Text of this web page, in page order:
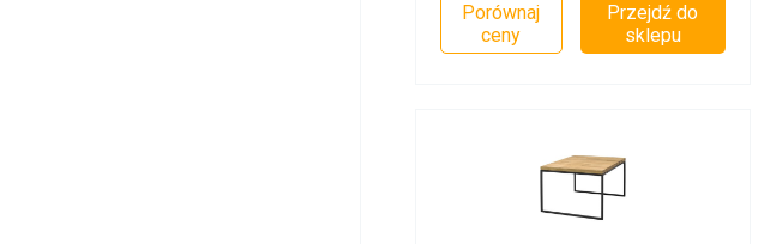
Porównaj
ceny
Przejdź do
sklepu